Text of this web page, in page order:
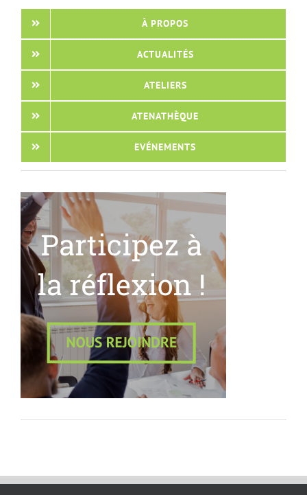
À PROPOS
ACTUALITÉS
ATELIERS
ATENATHÈQUE
EVÉNEMENTS